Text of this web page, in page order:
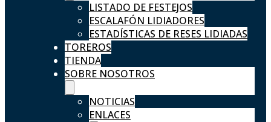
LISTADO DE FESTEJOS
ESCALAFÓN LIDIADORES
ESTADÍSTICAS DE RESES LIDIADAS
TOREROS
TIENDA
SOBRE NOSOTROS
NOTICIAS
ENLACES